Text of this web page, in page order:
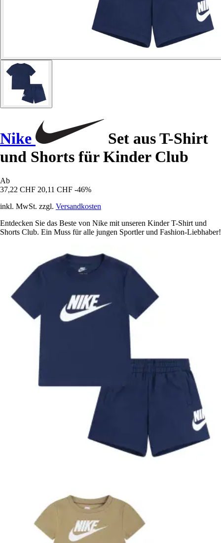
Nike
Set aus T-Shirt
und Shorts für Kinder Club
Ab
37,22 CHF 20,11 CHF -46%
inkl. MwSt. zzgl. Versandkosten
Entdecken Sie das Beste von Nike mit unseren Kinder T-Shirt und
Shorts Club. Ein Muss für alle jungen Sportler und Fashion-Liebhaber!